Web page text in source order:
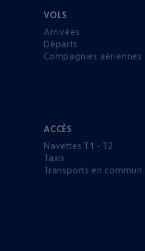
VOLS
Arrivées
Départs
Compagnies aériennes
ACCÈS
Navettes T1 - T2
Taxis
Transports en commun